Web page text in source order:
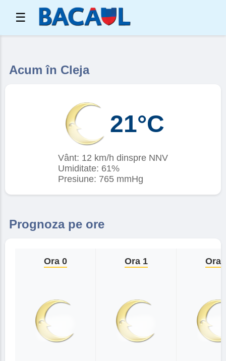
☰
Acum în Cleja
21°C
Vânt: 12 km/h dinspre NNV
Umiditate: 61%
Presiune: 765 mmHg
Prognoza pe ore
Ora 0 Ora 1 Ora